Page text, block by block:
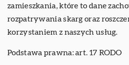
zamieszkania, które to dane
rozpatrywania skarg oraz
korzystaniem z naszych usług.
Podstawa prawna: art. 17 RODO